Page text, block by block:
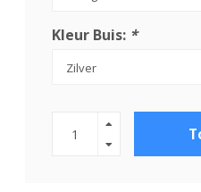
Kleur Buis: *